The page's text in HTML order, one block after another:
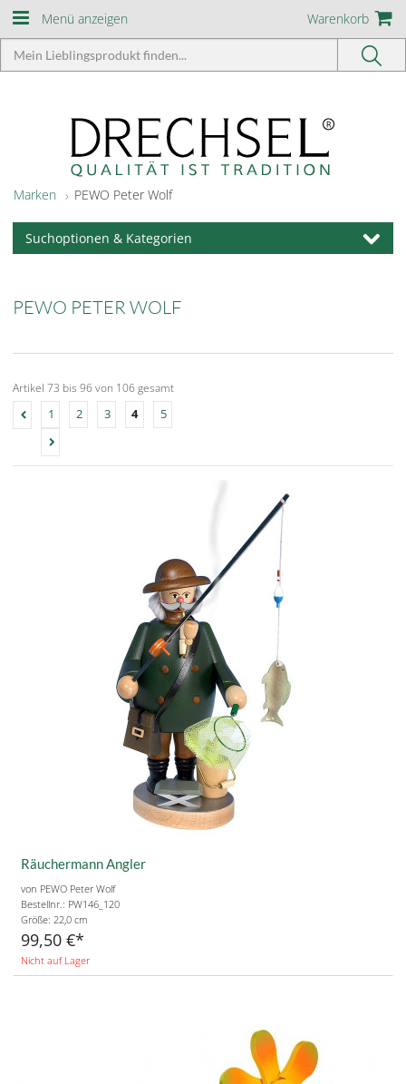
Menü anzeigen Warenkorb
Marken PEWO Peter Wolf
Suchoptionen & Kategorien
PEWO PETER WOLF
Artikel 73 bis 96 von 106 gesamt
1
2 3 4 5
Räuchermann Angler
von PEWO Peter Wolf
Bestellnr.: PW146_120
Größe: 22,0 cm
99,50 €
Nicht auf Lager